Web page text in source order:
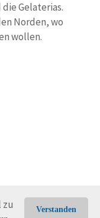
Verstanden
zu
Gelaterias.
Norden, wo
wollen.